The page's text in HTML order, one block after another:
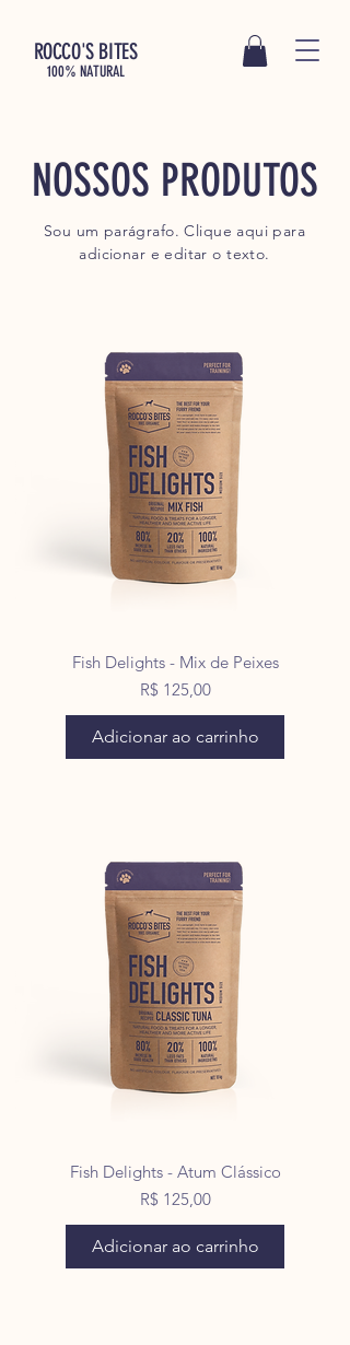
ROCCO'S BITES
100% NATURAL
NOSSOS PRODUTOS
Sou um parágrafo. Clique aqui para
adicionar e editar o texto.
Fish Delights - Mix de Peixes
Preço
R$ 125,00
Adicionar ao carrinho
Fish Delights - Atum Clássico
Preço
R$ 125,00
Adicionar ao carrinho